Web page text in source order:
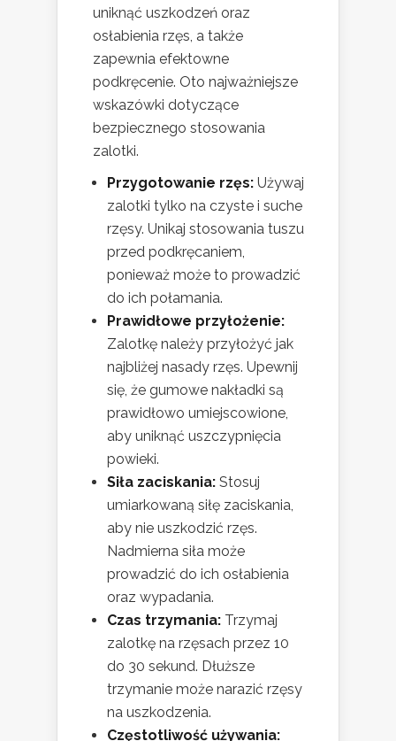
uniknąć uszkodzeń oraz
osłabienia rzęs, a także
zapewnia efektowne
podkręcenie. Oto najważniejsze
wskazówki dotyczące
bezpiecznego stosowania
zalotki.
Przygotowanie rzęs: Używaj
zalotki tylko na czyste i suche
rzęsy. Unikaj stosowania tuszu
przed podkręcaniem,
ponieważ może to prowadzić
do ich połamania.
Prawidłowe przyłożenie:
Zalotkę należy przyłożyć jak
najbliżej nasady rzęs. Upewnij
się, że gumowe nakładki są
prawidłowo umiejscowione,
aby uniknąć uszczypnięcia
powieki.
Siła zaciskania: Stosuj
umiarkowaną siłę zaciskania,
aby nie uszkodzić rzęs.
Nadmierna siła może
prowadzić do ich osłabienia
oraz wypadania.
Czas trzymania: Trzymaj
zalotkę na rzęsach przez 10
do 30 sekund. Dłuższe
trzymanie może narazić rzęsy
na uszkodzenia.
Częstotliwość używania: